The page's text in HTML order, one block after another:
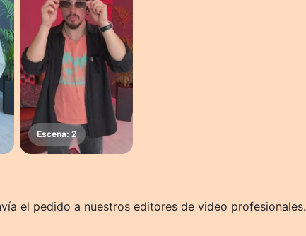
el pedido a nuestros editores de video profesionales.